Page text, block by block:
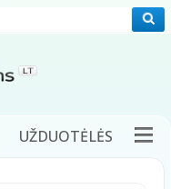
UŽDUOTĖLĖS